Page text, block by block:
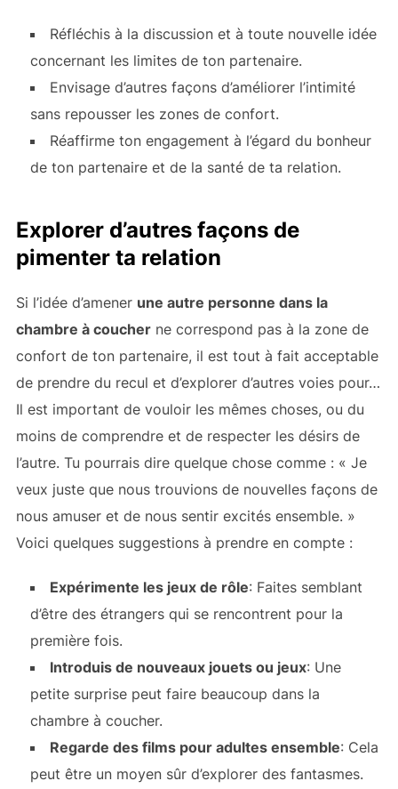
Réfléchis à la discussion et à toute nouvelle idée
concernant les limites de ton partenaire.
Envisage d’autres façons d’améliorer l’intimité
sans repousser les zones de confort.
Réaffirme ton engagement à l’égard du bonheur
de ton partenaire et de la santé de ta relation.
Explorer d’autres façons de
pimenter ta relation
Si l’idée d’amener une autre personne dans la
chambre à coucherne correspond pas à la zone de
confort de ton partenaire, il est tout à fait acceptable
de prendre du recul et d’explorer d’autres voies pour…
Il est important de vouloir les mêmes choses, ou du
moins de comprendre et de respecter les désirs de
l’autre. Tu pourrais dire quelque chose comme : « Je
veux juste que nous trouvions de nouvelles façons de
nous amuser et de nous sentir excités ensemble. »
Voici quelques suggestions à prendre en compte :
Expérimente les jeux de rôle: Faites semblant
d’être des étrangers qui se rencontrent pour la
première fois.
Introduis de nouveaux jouets ou jeux: Une
petite surprise peut faire beaucoup dans la
chambre à coucher.
Regarde des films pour adultes ensemble: Cela
peut être un moyen sûr d’explorer des fantasmes.